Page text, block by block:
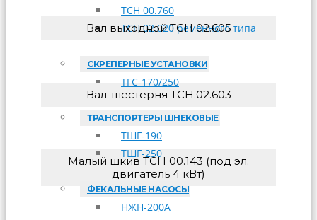
ТСН 00.760
ТСН 02.020 ременного типа
СКРЕПЕРНЫЕ УСТАНОВКИ
ТГС-170/250
ТРАНСПОРТЕРЫ ШНЕКОВЫЕ
ТШГ-190
ТШГ-250
ФЕКАЛЬНЫЕ НАСОСЫ
НЖН-200А
Вал выходной ТСН 02.605
Вал-шестерня ТСН.02.603
Малый шкив ТСН 00.143 (под эл.
двигатель 4 кВт)